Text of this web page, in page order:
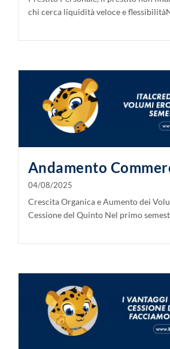
chi cerca liquidità veloce e
Andamento
04/08/2025
Crescita Organica e Aumento dei
Cessione del Quinto Nel primo